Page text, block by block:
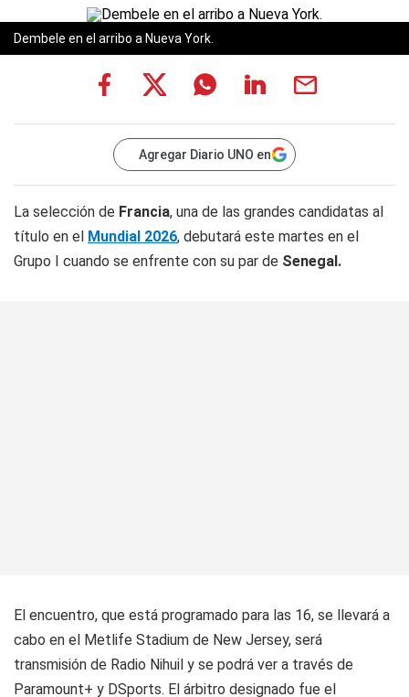
Dembele en el arribo a Nueva York.
Agregar Diario UNO en
La selección de Francia, una de las grandes candidatas al
título en el Mundial 2026, debutará este martes en el
Grupo I cuando se enfrente con su par de Senegal.
El encuentro, que está programado para las 16, se llevará a
cabo en el Metlife Stadium de New Jersey, será
transmisión de Radio Nihuil y se podrá ver a través de
Paramount+ y DSports. El árbitro designado fue el